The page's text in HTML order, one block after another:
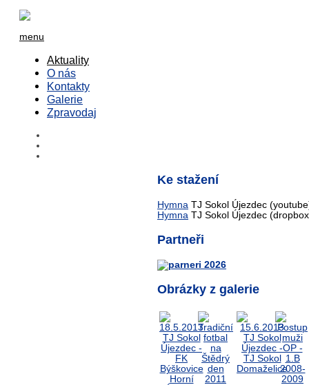
menu
Aktuality
O nás
Kontakty
Galerie
Zpravodaj
Ke stažení
Hymna TJ Sokol Újezdec
Hymna TJ Sokol Újezdec
Partneři
Obrázky z galerie